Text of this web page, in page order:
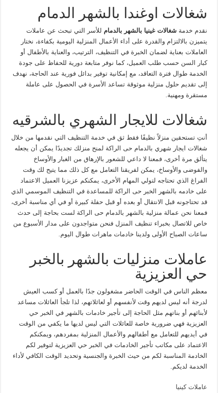
شغالات اوغندا بالشهر الدمام
نقدم خدمةشغالات غينيا بالشهر بالدمام للأسر التي تبحث عن عاملات
يتميزن بالالتزام والقدرة على أداء الأعمال المنزلية اليومية بكفاءة، نختار
العاملات بعناية لضمان الخبرة في التنظيف، الترتيب، والعناية بالأطفال أو
كبار السن حسب طلب العميل، كما نوفر متابعة دورية للحفاظ على جودة
الخدمة طوال فترة التعاقد، مع إمكانية توفير بدائل فورية عند الحاجة، نهدف
إلى تقديم حلول منزلية موثوقة تساعد الأسرة في الحصول على عاملة
مستقرة ومهنية.
شغالات للايجار الشهري بالشرقيه
أنتِ تستحقين منزلاً نظيفًا فقط ثق في خدمة التنظيف التي نقدمها من خلال
شغالات ايجار شهري بالدمام حى الراكة لمنح منزلك تجديدًا يمكن أن يجعله
يتألق مرة أخرى، فمعنا لا داعي للشعور بالإرهاق من الغبار والأوساخ
والفوضى والأوساخ، يمكن لفريقنا التعامل مع كل ذلك مما يتيح لك وقت
الفراغ الذي تحتاجه لتولي المهام الأخرى، يمكنكم عزيزنا العميل الاعتماد
على خادمه بالشهر الخبر حى الراكة للمساعدة في التنظيف الموسمي الذي
قد تحتاجونه قبل الانتقال أو بعده أو قبل حفلة كبيرة أو في أي مناسبة أخرى،
فمعنا نحن عمالة منزلية بالشهر بالدمام حى الراكة لست بحاجة إلى حدث
خاص للاتصال بخبراء تنظيف المنزل فنحن متواجدون على مدار الأسبوع من
ساعات الصباح الأولى ولدينا خادمات ماهرات طوال اليوم.
عاملات منزليات بالشهر بالخبر
حي العزيزية
معظم الناس في الوقت الحاضر مشغولون جدًا بالعمل أو كسب العيش
لدرجة أنه ليس لديهم وقت لأنفسهم أو لعائلاتهم، لذا تلجأ العائلات مساعد
لأبنائهم أو بناتهم مثل الحاجة إلى تأجير خادمات بالشهر في الخبر حي
العزيزية فهي ضرورية خاصة للعائلات التي ليس لديها ما يكفي من الوقت
في أيديهم للتعامل مع أطفالهم والأعمال المنزلية بمفردهم، ويمكنكم
الاعتماد على مكاتب تأجير الخادمات في الخبر حي العزيزية لتوفير لكم
الخادمة المناسبة لكم من حيث الخبرة والجنسية وتحديد الوقت الكافي لأداء
الخدمة لديكم.
عاملات كينيا